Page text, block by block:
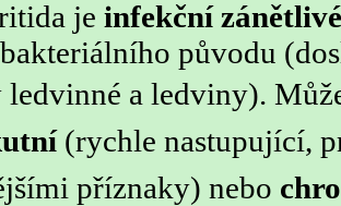
je infekční
původu
a ledviny).
(rychle nastupující,
příznaky) nebo